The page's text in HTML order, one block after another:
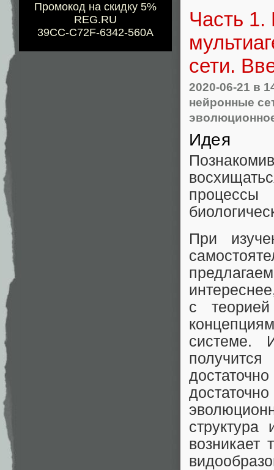
Промокод на скидку 5%
REG.RU
39CC-C72F-6342-560A
Часть
сети.
2020-06-21 в
нейронные
Идея
При
с
системе.